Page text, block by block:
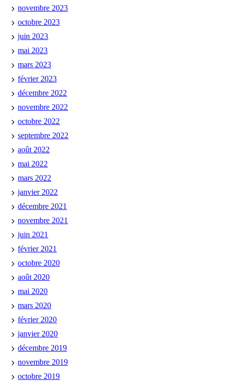
novembre 2023
octobre 2023
juin 2023
mai 2023
mars 2023
février 2023
décembre 2022
novembre 2022
octobre 2022
septembre 2022
août 2022
mai 2022
mars 2022
janvier 2022
décembre 2021
novembre 2021
juin 2021
février 2021
octobre 2020
août 2020
mai 2020
mars 2020
février 2020
janvier 2020
décembre 2019
novembre 2019
octobre 2019